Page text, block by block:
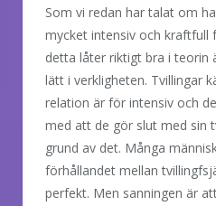
Som vi redan har talat om
mycket intensiv och kraftfull
detta låter riktigt bra i teorin
lätt i verkligheten. Tvillingar
relation är för intensiv och
med att de gör slut med sin
grund av det. Många
förhållandet mellan
perfekt. Men sanningen är